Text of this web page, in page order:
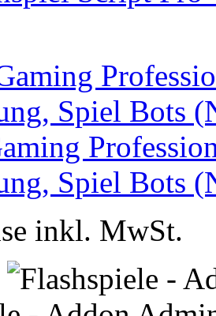
Spiel Bots
inkl. MwSt.